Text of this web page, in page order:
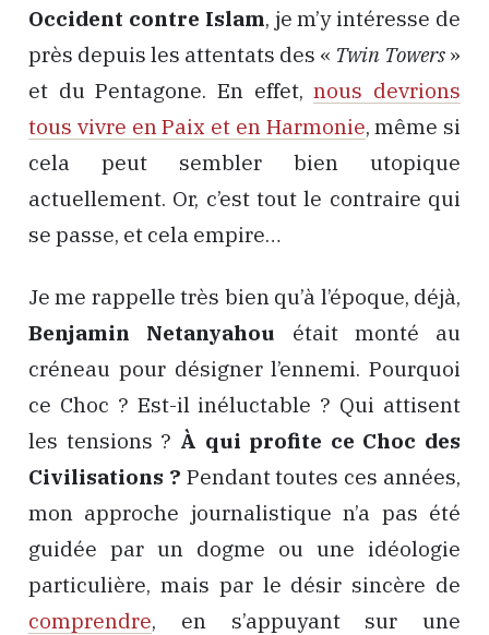
Occident contre Islam, je m’y intéresse de
près depuis les attentats des « Twin Towers »
et du Pentagone. En effet,nous devrions
tous vivre en Paix et en Harmonie, même si
cela peut sembler bien utopique
actuellement. Or, c’est tout le contraire qui
se passe, et cela empire…
Je me rappelle très bien qu’à l’époque, déjà,
Benjamin Netanyahou était monté au
créneau pour désigner l’ennemi. Pourquoi
ce Choc ? Est-il inéluctable ? Qui attisent
les tensions ? À qui profite ce Choc des
Civilisations ? Pendant toutes ces années,
mon approche journalistique n’a pas été
guidée par un dogme ou une idéologie
particulière, mais par le désir sincère de
comprendre, en s’appuyant sur une